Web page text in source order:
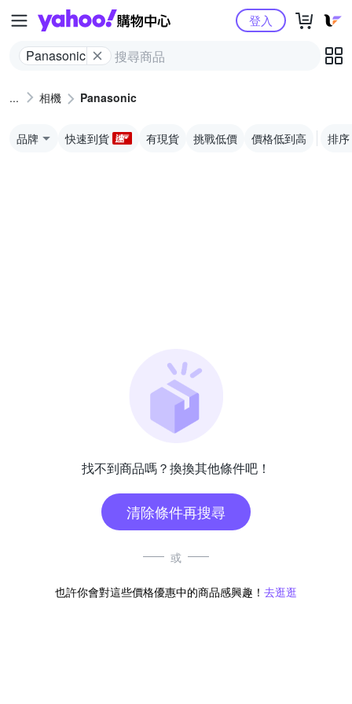
Yahoo購物中心
Panasonic
登入
相機 Panasonic
品牌 快速到貨 有現貨 挑戰低價 價格低到高 排序
找不到商品嗎？換換其他條件吧！
清除條件再搜尋
或
也許你會對這些價格優惠中的商品感興趣！ 去逛逛